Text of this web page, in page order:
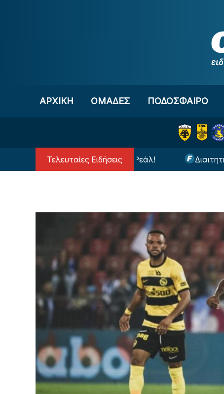
ΑΡΧΙΚΗ OΜΑΔΕΣ ΠΟΔΟΣΦΑΙΡΟ
Τελευταίες Ειδήσεις
με τον Βινίσιους στη Ρεάλ! Διαιτητής